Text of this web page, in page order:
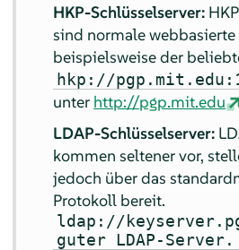
HKP-Schlüsselserver:
sind normale webbasierte
beispielsweise der
hkp://
unter http://pgp.mit.edu
LDAP-Schlüsselserver:
kommen seltener vor,
jedoch über das
Protokoll bereit.
ldap://
guter LDAP-Server.